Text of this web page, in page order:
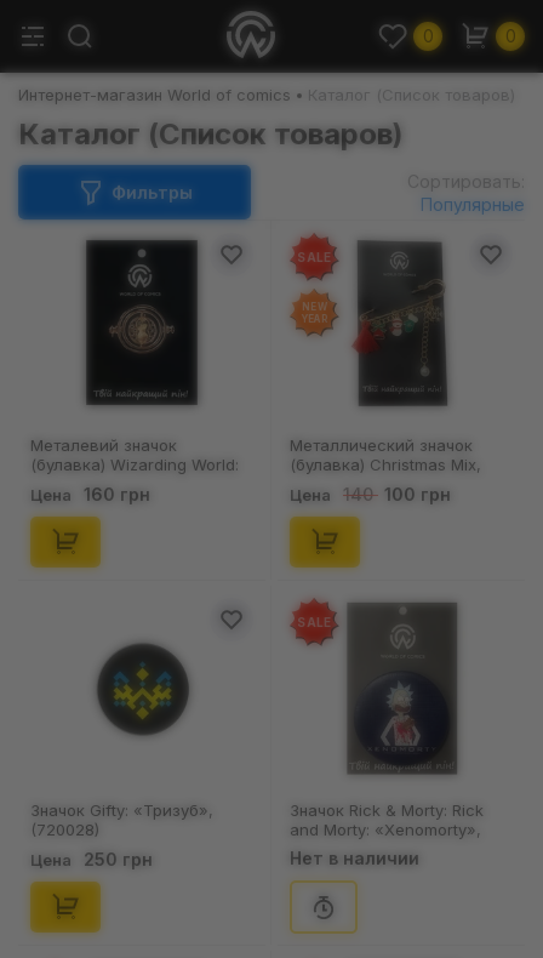
0 0
Интернет-магазин World of comics Каталог (Список товаров)
Каталог (Список товаров)
Фильтры
Сортировать:
Популярные
Металевий значок
(булавка) Wizarding World:
Harry Potter: Hermione
Granger: Time Turner,
(14536)
Цена 160 грн
SALE
NEW
YEAR
Металлический значок
(булавка) Christmas Mix,
Цена 140 100 грн
Значок Gifty: «Тризуб»,
(720028)
Цена 250 грн
SALE
Значок Rick & Morty: Rick
and Morty: «Xenomorty»,
(13432)
Нет в наличии